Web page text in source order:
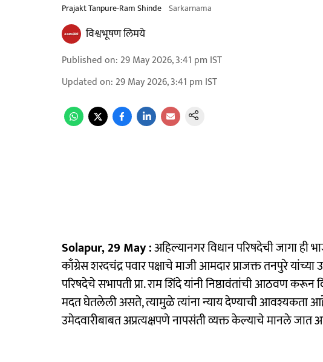
Prajakt Tanpure-Ram Shinde Sarkarnama
विश्वभूषण लिमये
Published on: 29 May 2026, 3:41 pm IST
Updated on: 29 May 2026, 3:41 pm IST
Solapur, 29 May :अहिल्यानगर विधान परिषदेची जागा ही
काँग्रेस शरदचंद्र पवार पक्षाचे माजी आमदार प्राजक्त तनपुरे
परिषदेचे सभापती प्रा. राम शिंदे यांनी निष्ठावंतांची आठवण
मदत घेतलेली असते, त्यामुळे त्यांना न्याय देण्याची आवश्यकता
उमेदवारीबाबत अप्रत्यक्षपणे नापसंती व्यक्त केल्याचे मानले जात